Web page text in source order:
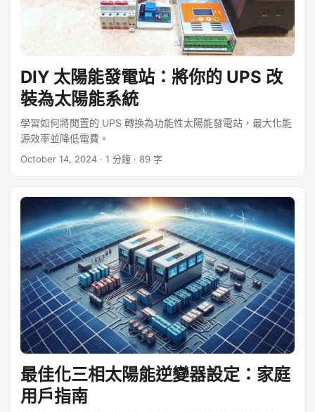
DIY 太陽能發電站：將你的 UPS 改
裝為太陽能系統
學習如何將閒置的 UPS 轉換為功能性太陽能發電站，最大化能
源效率並降低電費。
October 14, 2024 · 1 分鐘 · 89 字
最佳化三相太陽能逆變器設定：家庭
用戶指南